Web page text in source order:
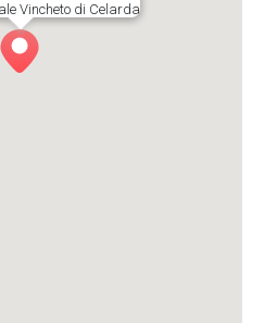
Vincheto di Celarda